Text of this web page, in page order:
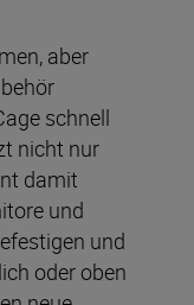
aber
schnell
nicht nur
damit
und
und
oder oben